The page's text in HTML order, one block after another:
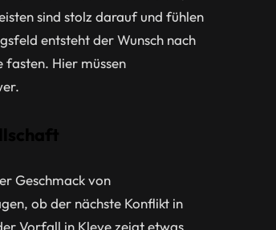
sind stolz darauf und fühlen
entsteht der Wunsch nach
fasten. Hier müssen
Geschmack von
ob der nächste Konflikt in
Vorfall in Kleve zeigt etwas